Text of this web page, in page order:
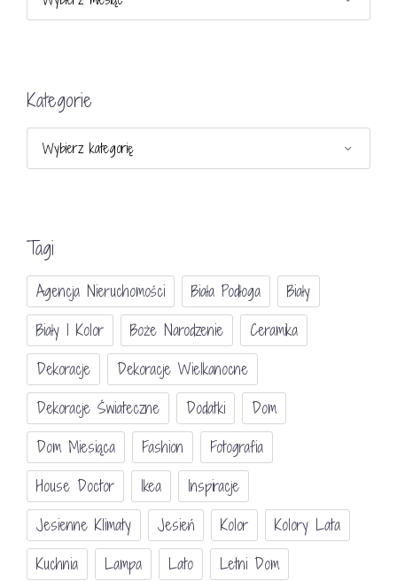
Kategorie
Tagi
Agencja Nieruchomości Biała Podłoga
Biały
Biały I Kolor
Boże Narodzenie
Ceramika
Dekoracje
Dekoracje Wielkanocne
Dekoracje Świateczne
Dodatki
Dom
Dom Miesiąca
Fashion
Fotografia
House Doctor
Ikea
Inspiracje
Jesienne Klimaty
Jesień Kolor
Kolory Lata
Kuchnia
Lampa Lato
Letni Dom